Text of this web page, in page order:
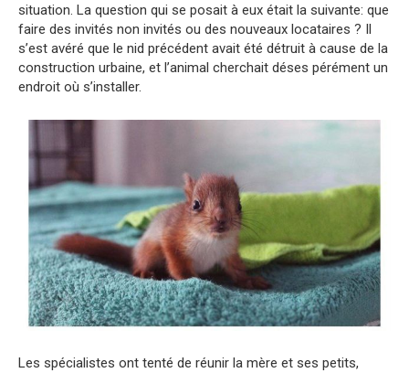
situation. La question qui se posait à eux était la suivante: que
faire des invités non invités ou des nouveaux locataires ? Il
s’est avéré que le nid précédent avait été détruit à cause de la
construction urbaine, et l’animal cherchait déses pérément un
endroit où s’installer.
Les spécialistes ont tenté de réunir la mère et ses petits,